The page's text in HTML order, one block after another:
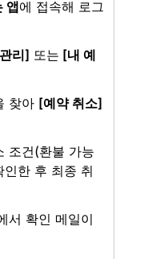
앱에 접속해 로그
리] 또는 [내 예
찾아 [예약 취소]
조건(환불 가능
한 후 최종 취
서 확인 메일이